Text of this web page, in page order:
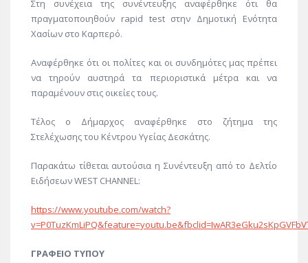
Στη συνέχεια της συνέντευξης αναφέρθηκε ότι θα
πραγματοποιηθούν rapid test στην Δημοτική Ενότητα
Χασίων στο Καρπερό.
Αναφέρθηκε ότι οι πολίτες και οι συνδημότες μας πρέπει
να τηρούν αυστηρά τα περιοριστικά μέτρα και να
παραμένουν στις οικείες τους.
Τέλος ο Δήμαρχος αναφέρθηκε στο ζήτημα της
Στελέχωσης του Κέντρου Υγείας Δεσκάτης.
Παρακάτω τίθεται αυτούσια η Συνέντευξη από το Δελτίο
Ειδήσεων WEST CHANNEL:
https://www.youtube.com/watch?
ΓΡΑΦΕΙΟ ΤΥΠΟΥ